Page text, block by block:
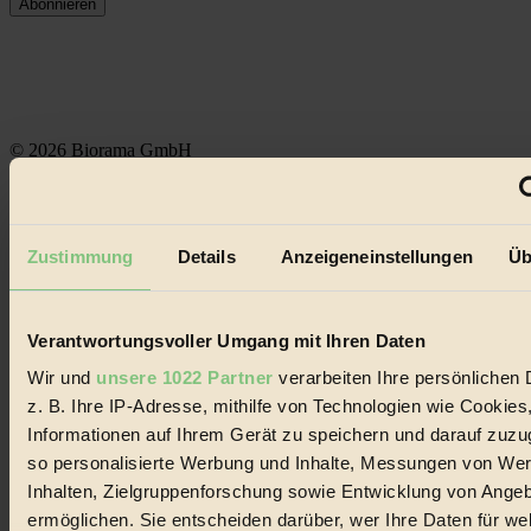
Zustimmung Details Anzeigeneinstellungen
Verantwortungsvoller Umgang mit Ihren Daten
Wir und unsere 1022 Partner verarbeiten Ihre persönlichen
z. B. Ihre IP-Adresse, mithilfe von Technologien wie
Informationen auf Ihrem Gerät zu speichern und darauf
so personalisierte Werbung und Inhalte, Messungen von
Inhalten, Zielgruppenforschung sowie Entwicklung von
ermöglichen. Sie entscheiden darüber, wer Ihre Daten für
© 2026 Biorama GmbH
Biorama steht für einen nachhaltigen Lebensstil und bewussten
Lebenswandel. Es ist eine moderne Plattform für Ideen, Menschen
Handels mit Bioprodukten, des Fair-Trade sowie der Branche
Social Media
22.601 Fans auf Facebook
3.415 Follower auf Twitter
Folge uns auf Instagram
Themen